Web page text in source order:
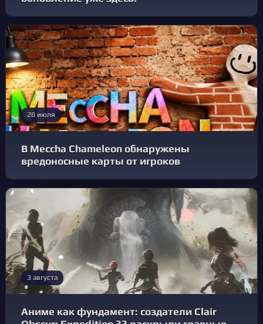
28 июля
В Meccha Chameleon обнаружены
вредоносные карты от игроков
3 августа
Аниме как фундамент: создатели Clair